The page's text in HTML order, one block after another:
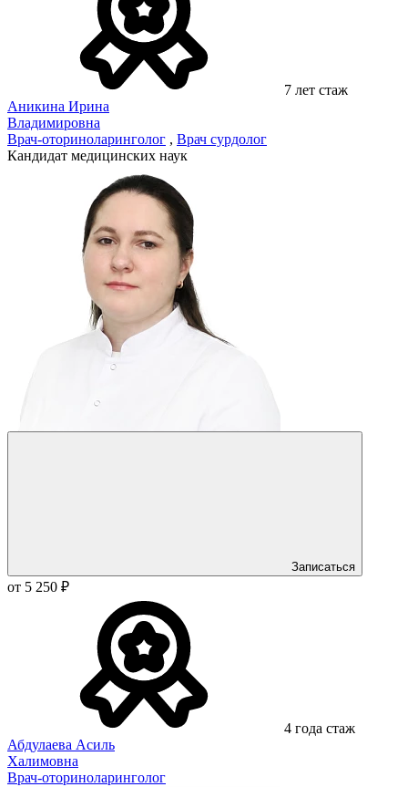
7 лет стаж
Аникина Ирина
Владимировна
Врач-оториноларинголог , Врач сурдолог
Кандидат медицинских наук
Записаться
от 5 250 ₽
4 года стаж
Абдулаева Асиль
Халимовна
Врач-оториноларинголог